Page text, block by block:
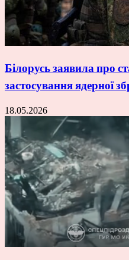
Білорусь заявила про
застосування ядерної
18.05.2026